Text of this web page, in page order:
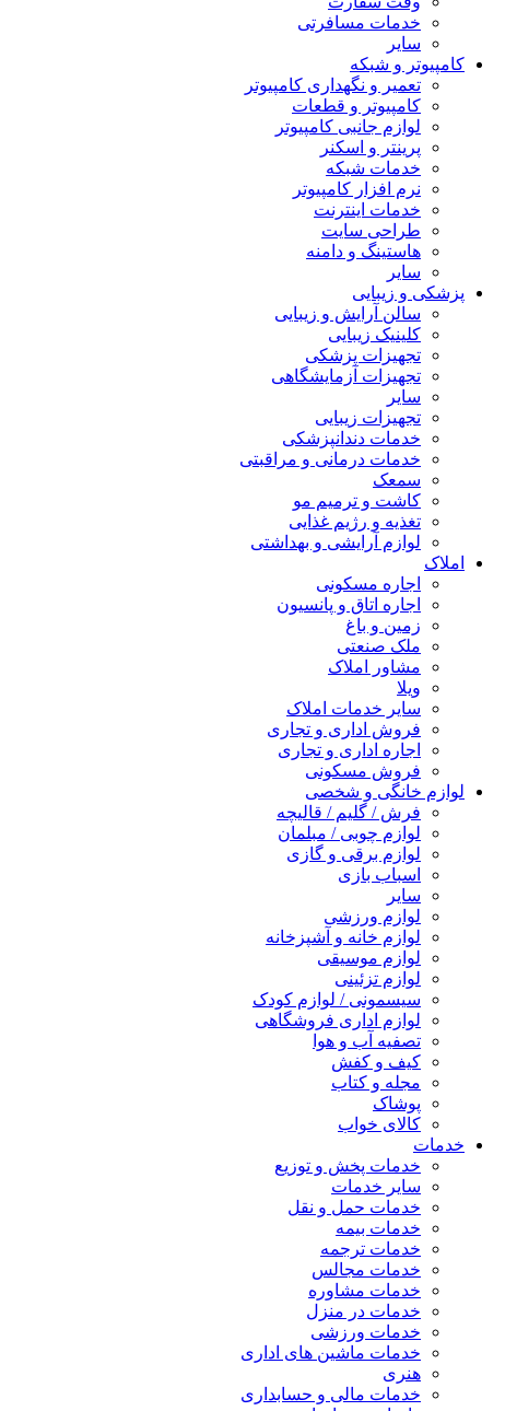
خدمات مسافرتی
سایر
کامپیوتر و شبکه
تعمیر و نگهداری کامپیوتر
کامپیوتر و قطعات
لوازم جانبی کامپیوتر
پرینتر و اسکنر
خدمات شبکه
نرم افزار کامپیوتر
خدمات اینترنت
طراحی سایت
هاستینگ و دامنه
سایر
پزشکی و زیبایی
سالن آرایش و زیبایی
کلینیک زیبایی
تجهیزات پزشکی
تجهیزات آزمایشگاهی
سایر
تجهیزات زیبایی
خدمات دندانپزشکی
خدمات درمانی و مراقبتی
سمعک
کاشت و ترمیم مو
تغذیه و رژیم غذایی
لوازم آرایشی و بهداشتی
املاک
اجاره مسکونی
اجاره اتاق و پانسیون
زمین و باغ
ملک صنعتی
مشاور املاک
ویلا
سایر خدمات املاک
فروش اداری و تجاری
اجاره اداری و تجاری
فروش مسکونی
لوازم خانگی و شخصی
فرش / گلیم / قالیچه
لوازم چوبی / مبلمان
لوازم برقی و گازی
اسباب بازی
سایر
لوازم ورزشی
لوازم خانه و آشپزخانه
لوازم موسیقی
لوازم تزئینی
سیسمونی / لوازم کودک
لوازم اداری فروشگاهی
تصفیه آب و هوا
کیف و کفش
مجله و کتاب
پوشاک
کالای خواب
خدمات
خدمات پخش و توزیع
سایر خدمات
خدمات حمل و نقل
خدمات بیمه
خدمات ترجمه
خدمات مجالس
خدمات مشاوره
خدمات در منزل
خدمات ورزشی
خدمات ماشین های اداری
هنری
خدمات مالی و حسابداری